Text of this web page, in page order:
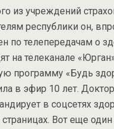
из учреждений
республики он,
по телепередачам о
на телеканале
программу «Будь
в эфир 10 лет.
в соцсетях
Вот еще